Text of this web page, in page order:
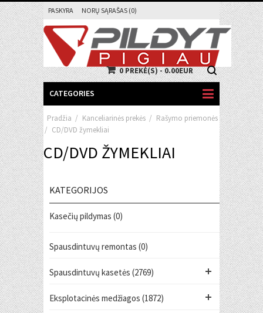
PASKYRA NORŲ SĄRAŠAS (0)
0 PREKĖ(S) - 0.00EUR
CATEGORIES
Pradžia / Kanceliarinės prekės / Rašymo priemonės
/ CD/DVD žymekliai
CD/DVD ŽYMEKLIAI
KATEGORIJOS
Kasečių pildymas (0)
Spausdintuvų remontas (0)
Spausdintuvų kasetės (2769)
Eksplotacinės medžiagos (1872)